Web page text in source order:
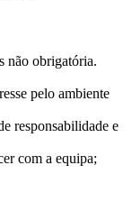
não obrigatória.
pelo ambiente
responsabilidade e
com a equipa;